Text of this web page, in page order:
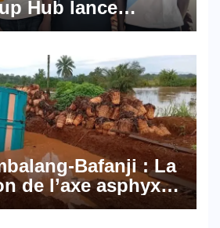
Hub lance
et Pyramid
made in
Bafanji : La
de l’axe asphyxie
économiques